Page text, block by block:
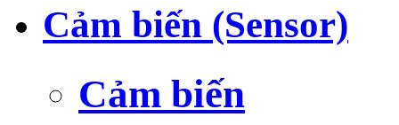
Cảm biến (Sensor)
Cảm biến